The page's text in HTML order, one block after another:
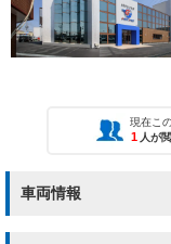
現在こ
1 人が
車両情報